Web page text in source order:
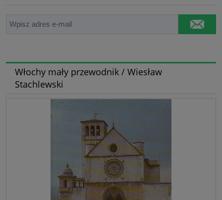
Włochy mały przewodnik / Wiesław
Stachlewski